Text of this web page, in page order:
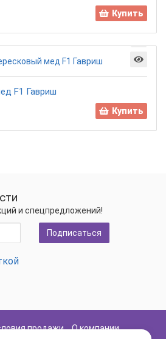
Купить
F1 Гавриш
Купить
и спецпредложений!
Подписаться
продажи
О компании